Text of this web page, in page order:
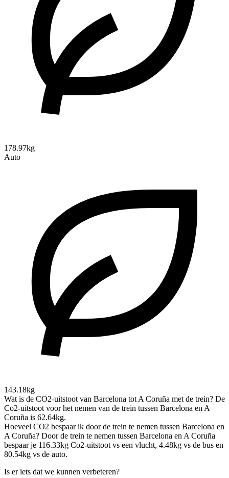
178.97kg
Auto
143.18kg
Wat is de CO2-uitstoot van Barcelona tot A Coruña met de trein? De
Co2-uitstoot voor het nemen van de trein tussen Barcelona en A
Coruña is 62.64kg.
Hoeveel CO2 bespaar ik door de trein te nemen tussen Barcelona en
A Coruña? Door de trein te nemen tussen Barcelona en A Coruña
bespaar je 116.33kg Co2-uitstoot vs een vlucht, 4.48kg vs de bus en
80.54kg vs de auto.
Is er iets dat we kunnen verbeteren?